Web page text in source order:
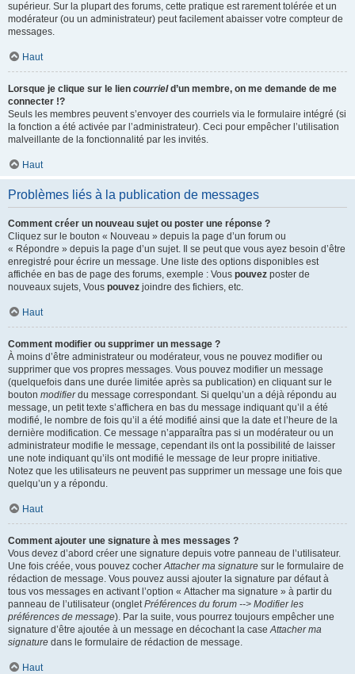
supérieur. Sur la plupart des forums, cette pratique est rarement tolérée et un
modérateur (ou un administrateur) peut facilement abaisser votre compteur de
messages.
Haut
Lorsque je clique sur le lien courrield’un membre, on me demande de me
connecter !?
Seuls les membres peuvent s’envoyer des courriels via le formulaire intégré (si
la fonction a été activée par l’administrateur). Ceci pour empêcher l’utilisation
malveillante de la fonctionnalité par les invités.
Haut
Problèmes liés à la publication de messages
Comment créer un nouveau sujet ou poster une réponse ?
Cliquez sur le bouton « Nouveau » depuis la page d’un forum ou
« Répondre » depuis la page d’un sujet. Il se peut que vous ayez besoin d’être
enregistré pour écrire un message. Une liste des options disponibles est
affichée en bas de page des forums, exemple : Vous pouvez poster de
nouveaux sujets, Vous pouvez joindre des fichiers, etc.
Haut
Comment modifier ou supprimer un message ?
À moins d’être administrateur ou modérateur, vous ne pouvez modifier ou
supprimer que vos propres messages. Vous pouvez modifier un message
(quelquefois dans une durée limitée après sa publication) en cliquant sur le
bouton modifierdu message correspondant. Si quelqu’un a déjà répondu au
message, un petit texte s’affichera en bas du message indiquant qu’il a été
modifié, le nombre de fois qu’il a été modifié ainsi que la date et l’heure de la
dernière modification. Ce message n’apparaîtra pas si un modérateur ou un
administrateur modifie le message, cependant ils ont la possibilité de laisser
une note indiquant qu’ils ont modifié le message de leur propre initiative.
Notez que les utilisateurs ne peuvent pas supprimer un message une fois que
quelqu’un y a répondu.
Haut
Comment ajouter une signature à mes messages ?
Vous devez d’abord créer une signature depuis votre panneau de l’utilisateur.
Une fois créée, vous pouvez cocherAttacher ma signature sur le formulaire de
rédaction de message. Vous pouvez aussi ajouter la signature par défaut à
tous vos messages en activant l’option « Attacher ma signature » à partir du
panneau de l’utilisateur (ongletPréférences du forum --> Modifier les
préférences de message). Par la suite, vous pourrez toujours empêcher une
signature d’être ajoutée à un message en décochant la caseAttacher ma
signature dans le formulaire de rédaction de message.
Haut